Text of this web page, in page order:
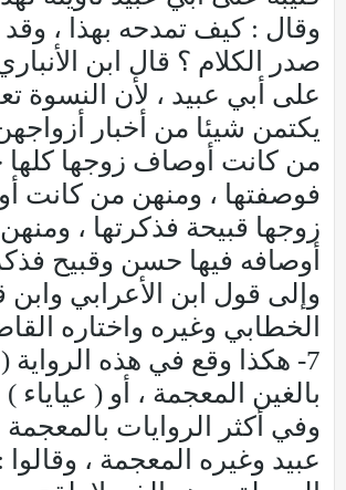
وقال : كيف تمدحه بهذا ،
صدر الكلام ؟ قال ابن
على أبي عبيد ، لأن النسوة
يكتمن شيئا من أخبار
من كانت أوصاف زوجها
فوصفتها ، ومنهن من كانت
زوجها قبيحة فذكرتها ،
أوصافه فيها حسن وقبيح
وإلى قول ابن الأعرابي وابن
الخطابي وغيره واختاره
7- هكذا وقع في هذه الرواية (
بالغين المعجمة ، أو ( عياياء )
وفي أكثر الروايات بالمعجمة
عبيد وغيره المعجمة ،